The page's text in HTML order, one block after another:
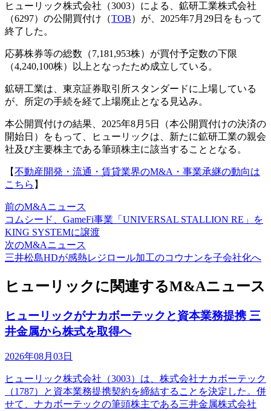
ヒューリック株式会社（3003）による、鉱研工業株式会社
（6297）の公開買付け（TOB）が、2025年7月29日をもって
終了した。
応募株券等の総数（7,181,953株）が買付予定数の下限
（4,240,100株）以上となったため成立している。
鉱研工業は、東京証券取引所スタンダードに上場している
が、所定の手続を経て上場廃止となる見込み。
本公開買付けの結果、2025年8月5日（本公開買付けの決済の
開始日）をもって、ヒューリックは、新たに鉱研工業の親会
社及び主要株主である筆頭株主に該当することとなる。
【不動産開発・流通・賃貸業界のM&A・事業承継の動向は
こちら 】
前のM&Aニュース
コムシード、GameFi事業「UNIVERSAL STALLION RE」を
KING SYSTEMに譲渡
次のM&Aニュース
三井松島HDが感熱レジロール加工のコウナンを子会社化へ
ヒューリックに関連するM&Aニュース
ヒューリックがナカボーテックと資本業務提携 三
井金属から株式を取得へ
2026年08月03日
ヒューリック株式会社（3003）は、株式会社ナカボーテック
（1787）と資本業務提携契約を締結することを決定した。併
せて、ナカボーテックの筆頭株主である三井金属株式会社